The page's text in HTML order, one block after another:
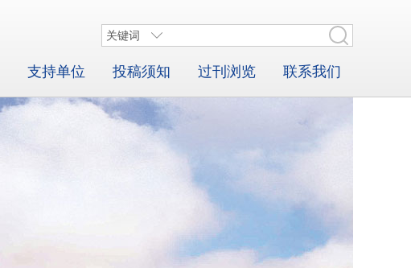
支持单位 投稿须知 过刊浏览 联系我们
关键词